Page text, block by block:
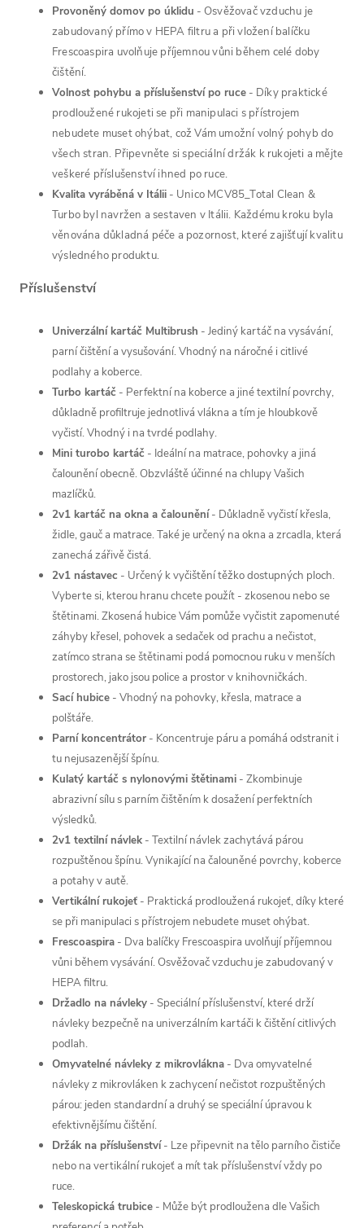
Provoněný domov po úklidu - Osvěžovač vzduchu je
zabudovaný přímo v HEPA filtru a při vložení balíčku
Frescoaspira uvolňuje příjemnou vůni během celé doby
čištění.
Volnost pohybu a příslušenství po ruce - Díky praktické
prodloužené rukojeti se při manipulaci s přístrojem
nebudete muset ohýbat, což Vám umožní volný pohyb do
všech stran. Připevněte si speciální držák k rukojeti a mějte
veškeré příslušenství ihned po ruce.
Kvalita vyráběná v Itálii - Unico MCV85_Total Clean &
Turbo byl navržen a sestaven v Itálii. Každému kroku byla
věnována důkladná péče a pozornost, které zajišťují kvalitu
výsledného produktu.
Příslušenství
Univerzální kartáč Multibrush - Jediný kartáč na vysávání,
parní čištění a vysušování. Vhodný na náročné i citlivé
podlahy a koberce.
Turbo kartáč - Perfektní na koberce a jiné textilní povrchy,
důkladně profiltruje jednotlivá vlákna a tím je hloubkově
vyčistí. Vhodný i na tvrdé podlahy.
Mini turobo kartáč - Ideální na matrace, pohovky a jiná
čalounění obecně. Obzvláště účinné na chlupy Vašich
mazlíčků.
2v1 kartáč na okna a čalounění- Důkladně vyčistí křesla,
židle, gauč a matrace. Také je určený na okna a zrcadla, která
zanechá zářivě čistá.
2v1 nástavec - Určený k vyčištění těžko dostupných ploch.
Vyberte si, kterou hranu chcete použít - zkosenou nebo se
štětinami. Zkosená hubice Vám pomůže vyčistit zapomenuté
záhyby křesel, pohovek a sedaček od prachu a nečistot,
zatímco strana se štětinami podá pomocnou ruku v menších
prostorech, jako jsou police a prostor v knihovničkách.
Sací hubice - Vhodný na pohovky, křesla, matrace a
polštáře.
Parní koncentrátor - Koncentruje páru a pomáhá odstranit i
tu nejusazenější špínu.
Kulatý kartáč s nylonovými štětinami - Zkombinuje
abrazivní sílu s parním čištěním k dosažení perfektních
výsledků.
2v1 textilní návlek - Textilní návlek zachytává párou
rozpuštěnou špínu. Vynikající na čalouněné povrchy, koberce
a potahy v autě.
Vertikální rukojeť - Praktická prodloužená rukojeť, díky které
se při manipulaci s přístrojem nebudete muset ohýbat.
Frescoaspira - Dva balíčky Frescoaspira uvolňují příjemnou
vůni během vysávání. Osvěžovač vzduchu je zabudovaný v
HEPA filtru.
Držadlo na návleky - Speciální příslušenství, které drží
návleky bezpečně na univerzálním kartáči k čištění citlivých
podlah.
Omyvatelné návleky z mikrovlákna - Dva omyvatelné
návleky z mikrovláken k zachycení nečistot rozpuštěných
párou: jeden standardní a druhý se speciální úpravou k
efektivnějšímu čištění.
Držák na příslušenství- Lze připevnit na tělo parního čističe
nebo na vertikální rukojeť a mít tak příslušenství vždy po
ruce.
Teleskopická trubice - Může být prodloužena dle Vašich